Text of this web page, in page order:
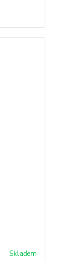
Skladem